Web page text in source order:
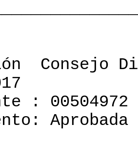
Consejo
: 00504972
Aprobada